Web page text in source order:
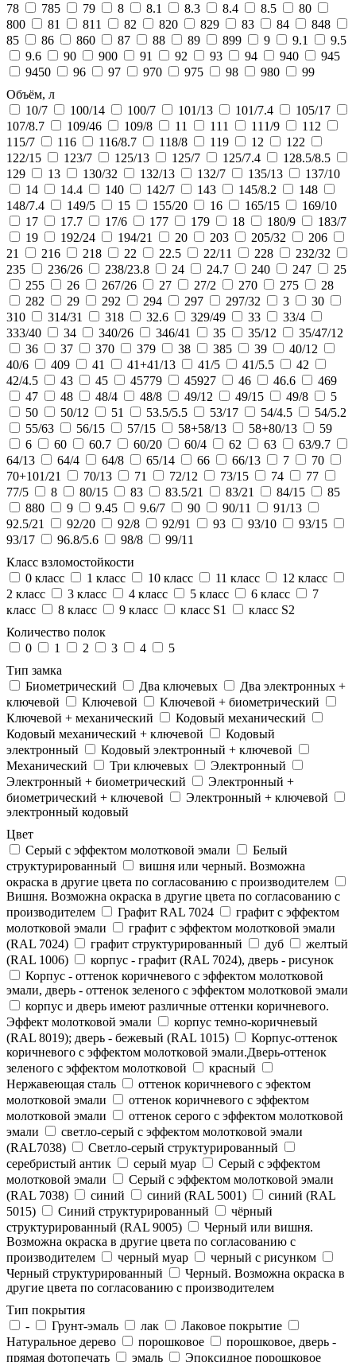
78
785 79 8 8.1 8.3 8.4 8.5
80
800
81 811 82 820 829 83 84
848
85
86 860 87 88 89 899 9 9.1
9.5
9.6
90 900 91 92 93 94 940
945
9450
96 97 970 975 98 980
99
Объём, л
10/7
100/14 100/7 101/13 101/7.4
105/17
107/8.7
109/46 109/8 11 111 111/9
112
115/7
116 116/8.7 118/8 119 12
122
122/15
123/7 125/13 125/7 125/7.4
128.5/8.5
129
13 130/32 132/13 132/7 135/13
137/10
14
14.4 140 142/7 143 145/8.2
148
148/7.4
149/5 15 155/20 16 165/15
169/10
17
17.7 17/6 177 179 18 180/9
183/7
19
192/24 194/21 20 203 205/32
206
21
216 218 22 22.5 22/11 228
232/32
235
236/26 238/23.8 24 24.7 240 247
25
255
26 267/26 27 27/2 270 275
28
282
29 292 294 297 297/32 3
30
310
314/31 318 32.6 329/49 33
33/4
333/40
34 340/26 346/41 35 35/12
35/47/12
36
37 370 379 38 385 39
40/12
40/6
409 41 41+41/13 41/5 41/5.5
42
42/4.5
43 45 45779 45927 46 46.6
469
47
48 48/4 48/8 49/12 49/15 49/8
5
50
50/12 51 53.5/5.5 53/17 54/4.5
54/5.2
55/63
56/15 57/15 58+58/13 58+80/13
59
6
60 60.7 60/20 60/4 62 63
63/9.7
64/13
64/4 64/8 65/14 66 66/13 7
70
70+101/21
70/13 71 72/12 73/15 74
77
77/5
8 80/15 83 83.5/21 83/21 84/15
85
880
9 9.45 9.6/7 90 90/11
91/13
92.5/21
92/20 92/8 92/91 93 93/10
93/15
93/17
96.8/5.6 98/8
99/11
Класс взломостойкости
0 класс
1 класс 10 класс 11 класс
12 класс
2 класс
3 класс 4 класс 5 класс 6 класс
7
класс
8 класс 9 класс класс S1
класс S2
Количество полок
0
1 2 3 4
5
Тип замка
Биометрический
Два ключевых
Два электронныx +
ключевой
Ключевой
Ключевой + биометрический
Ключевой + механический
Кодовый механический
Кодовый механический + ключевой
Кодовый
электронный
Кодовый электронный + ключевой
Механический
Три ключевых
Электронный
Электронный + биометрический
Электронный +
биометрический + ключевой
Электронный + ключевой
электронный кодовый
Цвет
Cерый с эффектом молотковой эмали
Белый
структурированный
вишня или черный. Возможна
окраска в другие цвета по согласованию с производителем
Вишня. Возможна окраска в другие цвета по согласованию с
производителем
Графит RAL 7024
графит с эффектом
молотковой эмали
графит с эффектом молотковой эмали
(RAL 7024)
графит структурированный дуб
желтый
(RAL 1006)
корпус - графит (RAL 7024), дверь - рисунок
Корпус - оттенок коричневого с эффектом молотковой
эмали, дверь - оттенок зеленого с эффектом молотковой эмали
корпус и дверь имеют различные оттенки коричневого.
Эффект молотковой эмали
корпус темно-коричневый
(RAL 8019); дверь - бежевый (RAL 1015)
Корпус-оттенок
коричневого с эффектом молотковой эмали.Дверь-оттенок
зеленого с эффектом молотковой
красный
Нержавеющая сталь
оттенок коричневого с эфектом
молотковой эмали
оттенок коричневого с эффектом
молотковой эмали
оттенок серого с эффектом молотковой
эмали
светло-серый с эффектом молотковой эмали
(RAL7038)
Светло-серый структурированный
серебристый антик
серый муар
Серый с эффектом
молотковой эмали
Серый с эффектом молотковой эмали
(RAL 7038)
синий синий (RAL 5001)
синий (RAL
5015)
Синий структурированный
чёрный
структурированный (RAL 9005)
Черный или вишня.
Возможна окраска в другие цвета по согласованию с
производителем
черный муар
черный с рисунком
Черный структурированный
Черный. Возможна окраска в
другие цвета по согласованию с производителем
Тип покрытия
-
Грунт-эмаль лак
Лаковое покрытие
Натуральное дерево
порошковое
порошковое, дверь -
прямая фотопечать
эмаль Эпоксидное порошковое